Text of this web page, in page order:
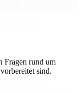
Fragen rund um
sind.